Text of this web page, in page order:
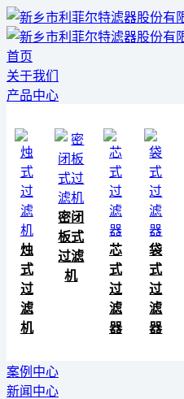
首页
关于我们
产品中心
烛
式
过
滤
机
密闭
板式
过滤
机
芯
式
过
滤
器
袋
式
过
滤
器
案例中心
新闻中心